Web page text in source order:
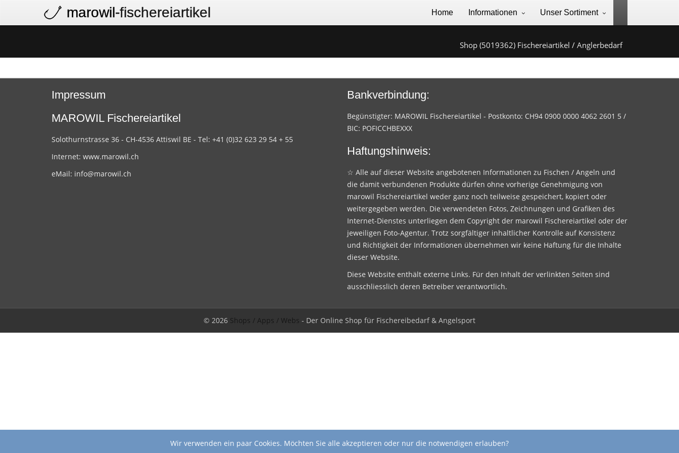
marowil-fischereiartikel Home Informationen Unser Sortiment
Shop (5019362) Fischereiartikel / Anglerbedarf
Impressum
MAROWIL Fischereiartikel
Solothurnstrasse 36 - CH-4536 Attiswil BE - Tel: +41 (0)32 623 29 54 + 55
Internet: www.marowil.ch
eMail: info@marowil.ch
Bankverbindung:
Begünstigter: MAROWIL Fischereiartikel - Postkonto: CH94 0900 0000 4062 2601 5 /
BIC: POFICCHBEXXX
Haftungshinweis:
☆ Alle auf dieser Website angebotenen Informationen zu Fischen / Angeln und
die damit verbundenen Produkte dürfen ohne vorherige Genehmigung von
marowil Fischereiartikel weder ganz noch teilweise gespeichert, kopiert oder
weitergegeben werden. Die verwendeten Fotos, Zeichnungen und Grafiken des
Internet-Dienstes unterliegen dem Copyright der marowil Fischereiartikel oder der
jeweiligen Foto-Agentur. Trotz sorgfältiger inhaltlicher Kontrolle auf Konsistenz
und Richtigkeit der Informationen übernehmen wir keine Haftung für die Inhalte
dieser Website.
Diese Website enthält externe Links. Für den Inhalt der verlinkten Seiten sind
ausschliesslich deren Betreiber verantwortlich.
© 2026 Shops / Apps / Webs - Der Online Shop für Fischereibedarf & Angelsport
Wir verwenden ein paar Cookies. Möchten Sie alle akzeptieren oder nur die notwendigen erlauben?